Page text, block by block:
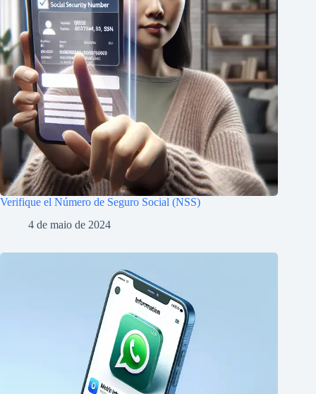
Verifique el Número de Seguro Social (NSS)
4 de maio de 2024